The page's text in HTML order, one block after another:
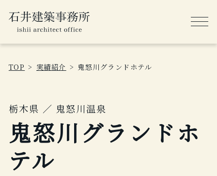
TOP 実績紹介 鬼怒川グランドホテル
栃木県 ／ 鬼怒川温泉
鬼怒川グランドホ
テル